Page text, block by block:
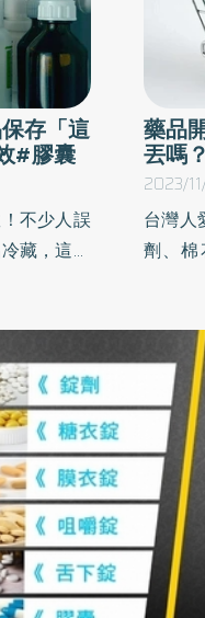
存「這
#膠囊
不少人誤
藏，這些
危險因
免用藥錯
避免對環
藥品
丟嗎
2023/
台灣人
劑、棉
空氣
易變質
不一樣